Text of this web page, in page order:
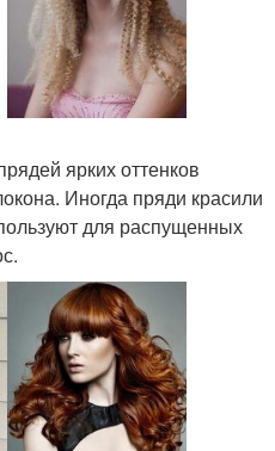
ярких оттенков
Иногда пряди красили
для распущенных